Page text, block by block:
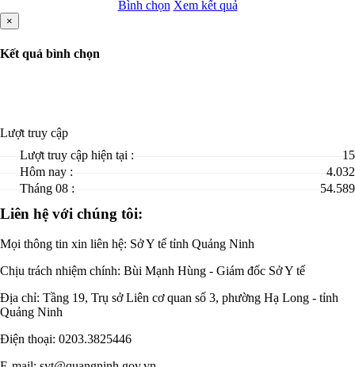
Bình chọn Xem kết quả
×
Kết quả bình chọn
Lượt truy cập
Lượt truy cập hiện tại :
15
Hôm nay :
4.032
Tháng 08 :
54.589
Liên hệ với chúng tôi:
Mọi thông tin xin liên hệ: Sở Y tế tỉnh Quảng Ninh
Chịu trách nhiệm chính: Bùi Mạnh Hùng - Giám đốc Sở Y tế
Địa chỉ: Tầng 19, Trụ sở Liên cơ quan số 3, phường Hạ Long - tỉnh
Quảng Ninh
Điện thoại: 0203.3825446